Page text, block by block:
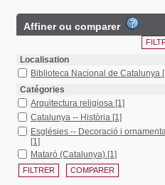
Affiner ou comparer
Localisation
Biblioteca Nacional de Catalunya
Catégories
Arquitectura religiosa [1]
Catalunya -- Història [1]
Esglésies -- Decoració i
[1]
Mataró (Catalunya) [1]